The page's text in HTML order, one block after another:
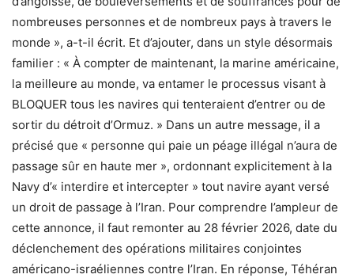
nombreuses personnes et de nombreux pays à travers le
monde », a-t-il écrit. Et d’ajouter, dans un style désormais
familier : « À compter de maintenant, la marine américaine,
la meilleure au monde, va entamer le processus visant à
BLOQUER tous les navires qui tenteraient d’entrer ou de
sortir du détroit d’Ormuz. » Dans un autre message, il a
précisé que « personne qui paie un péage illégal n’aura de
passage sûr en haute mer », ordonnant explicitement à la
Navy d’« interdire et intercepter » tout navire ayant versé
un droit de passage à l’Iran. Pour comprendre l’ampleur de
cette annonce, il faut remonter au 28 février 2026, date du
déclenchement des opérations militaires conjointes
américano-israéliennes contre l’Iran. En réponse, Téhéran